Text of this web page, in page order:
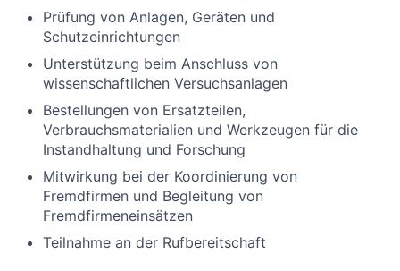
Prüfung von Anlagen, Geräten und
Schutzeinrichtungen
Unterstützung beim Anschluss von
wissenschaftlichen Versuchsanlagen
Bestellungen von Ersatzteilen,
Verbrauchsmaterialien und Werkzeugen für die
Instandhaltung und Forschung
Mitwirkung bei der Koordinierung von
Fremdfirmen und Begleitung von
Fremdfirmeneinsätzen
Teilnahme an der Rufbereitschaft